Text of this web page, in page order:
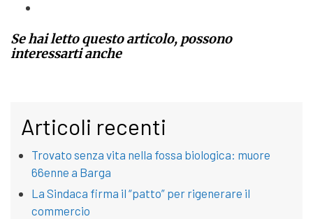
Se hai letto questo articolo, possono
interessarti anche
Articoli recenti
Trovato senza vita nella fossa biologica: muore
66enne a Barga
La Sindaca firma il “patto” per rigenerare il
commercio